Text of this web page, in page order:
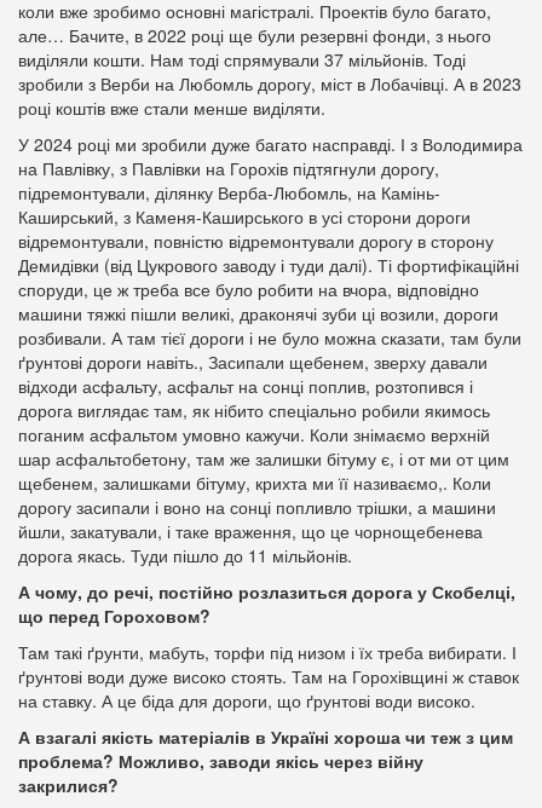
коли вже зробимо основні магістралі. Проектів було багато,
але… Бачите, в 2022 році ще були резервні фонди, з нього
виділяли кошти. Нам тоді спрямували 37 мільйонів. Тоді
зробили з Верби на Любомль дорогу, міст в Лобачівці. А в 2023
році коштів вже стали менше виділяти.
У 2024 році ми зробили дуже багато насправді. І з Володимира
на Павлівку, з Павлівки на Горохів підтягнули дорогу,
підремонтували, ділянку Верба-Любомль, на Камінь-
Каширський, з Каменя-Каширського в усі сторони дороги
відремонтували, повністю відремонтували дорогу в сторону
Демидівки (від Цукрового заводу і туди далі). Ті фортифікаційні
споруди, це ж треба все було робити на вчора, відповідно
машини тяжкі пішли великі, драконячі зуби ці возили, дороги
розбивали. А там тієї дороги і не було можна сказати, там були
ґрунтові дороги навіть., Засипали щебенем, зверху давали
відходи асфальту, асфальт на сонці поплив, розтопився і
дорога виглядає там, як нібито спеціально робили якимось
поганим асфальтом умовно кажучи. Коли знімаємо верхній
шар асфальтобетону, там же залишки бітуму є, і от ми от цим
щебенем, залишками бітуму, крихта ми її називаємо,. Коли
дорогу засипали і воно на сонці попливло трішки, а машини
йшли, закатували, і таке враження, що це чорнощебенева
дорога якась. Туди пішло до 11 мільйонів.
А чому, до речі, постійно розлазиться дорога у Скобелці,
що перед Гороховом?
Там такі ґрунти, мабуть, торфи під низом і їх треба вибирати. І
ґрунтові води дуже високо стоять. Там на Горохівщині ж ставок
на ставку. А це біда для дороги, що ґрунтові води високо.
А взагалі якість матеріалів в Україні хороша чи теж з цим
проблема? Можливо, заводи якісь через війну
закрилися?